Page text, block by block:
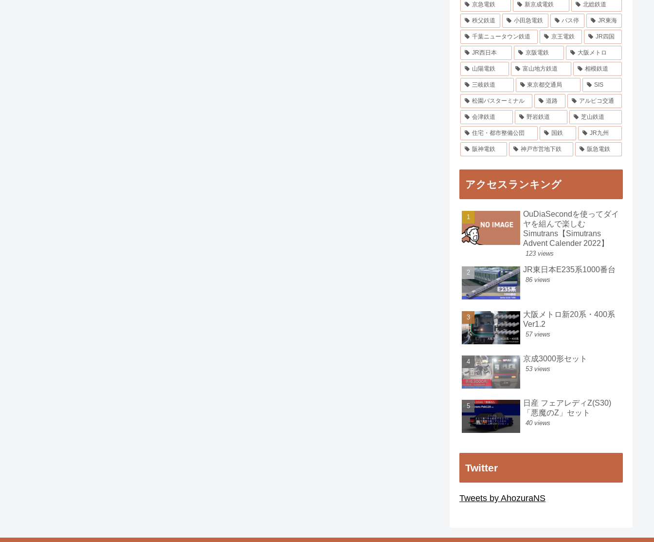
京急電鉄 新京成電鉄 北総鉄道
秩父鉄道 小田急電鉄 バス停 JR東海
千葉ニュータウン鉄道 京王電鉄 JR四国
JR西日本 京阪電鉄 大阪メトロ
山陽電鉄 富山地方鉄道 相模鉄道
三岐鉄道 東京都交通局 SIS
松園バスターミナル 道路 アルピコ交通
会津鉄道 野岩鉄道 芝山鉄道
住宅・都市整備公団 国鉄 JR九州
阪神電鉄 神戸市営地下鉄 阪急電鉄
アクセスランキング
OuDiaSecondを使ってダイ
ヤを組んで楽しむ
Simutrans【Simutrans
Advent Calender 2022】
123 views
JR東日本E235系1000番台
86 views
大阪メトロ新20系・400系
Ver1.2
57 views
京成3000形セット
53 views
日産 フェアレディZ(S30)
「悪魔のZ」セット
40 views
Twitter
Tweets by AhozuraNS